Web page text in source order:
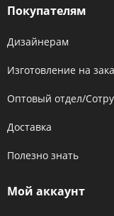
Покупателям
Дизайнерам
Изготовление на
Оптовый отдел/
Доставка
Полезно знать
Мой аккаунт